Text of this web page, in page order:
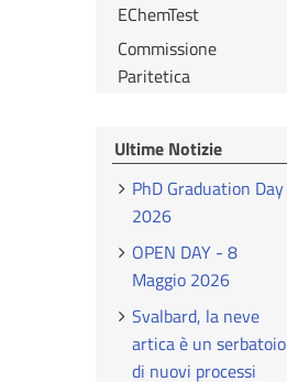
EChemTest
Commissione
Paritetica
Ultime Notizie
PhD Graduation Day
2026
OPEN DAY - 8
Maggio 2026
Svalbard, la neve
artica è un serbatoio
di nuovi processi